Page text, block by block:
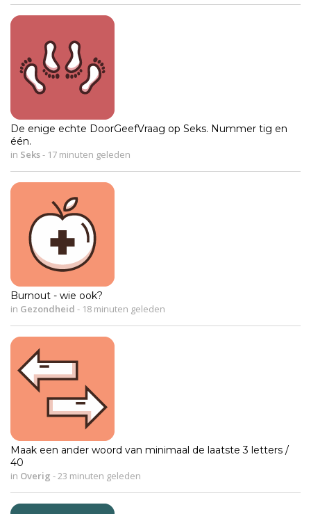
De enige echte DoorGeefVraag op Seks. Nummer tig en
één.
in Seks- 17 minuten geleden
Burnout - wie ook?
in Gezondheid - 18 minuten geleden
Maak een ander woord van minimaal de laatste 3 letters /
40
in Overig - 23 minuten geleden